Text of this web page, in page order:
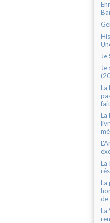
Je
Je
La
La
La
La
de
La